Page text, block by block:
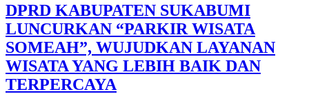
DPRD KABUPATEN SUKABUMI
LUNCURKAN “PARKIR WISATA
SOMEAH”, WUJUDKAN LAYANAN
WISATA YANG LEBIH BAIK DAN
TERPERCAYA